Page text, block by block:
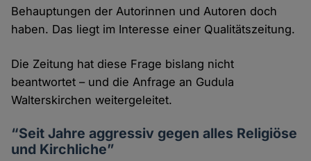
Behauptungen der Autorinnen und Autoren doch
haben. Das liegt im Interesse einer Qualitäts­zeitung.
Die Zeitung hat diese Frage bislang nicht
beantwortet – und die Anfrage an Gudula
Walterskirchen weitergeleitet.
“Seit Jahre aggressiv gegen alles Religiöse
und Kirchliche”